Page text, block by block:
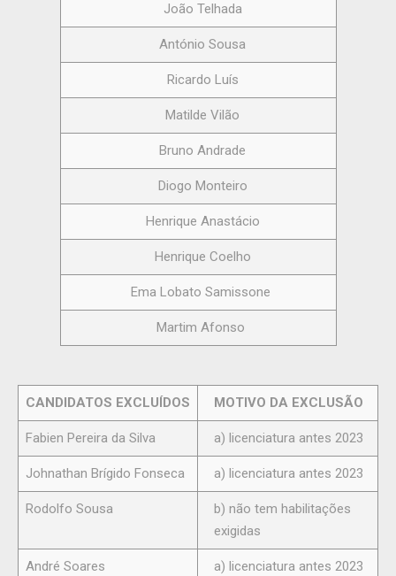
João Telhada
António Sousa
Ricardo Luís
Matilde Vilão
Bruno Andrade
Diogo Monteiro
Henrique Anastácio
Henrique Coelho
Ema Lobato Samissone
Martim Afonso
CANDIDATOS EXCLUÍDOS MOTIVO DA EXCLUSÃO
Fabien Pereira da Silva a) licenciatura antes 2023
Johnathan Brígido Fonseca a) licenciatura antes 2023
Rodolfo Sousa
b) não tem habilitações
exigidas
André Soares a) licenciatura antes 2023